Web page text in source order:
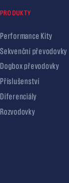
PRODUKTY
Performance Kity
Sekvenční převodovky
Dogbox převodovky
Příslušenství
Diferenciály
Rozvodovky